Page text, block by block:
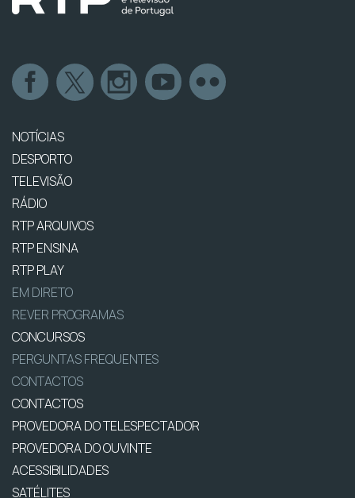
NOTÍCIAS
DESPORTO
TELEVISÃO
RÁDIO
RTP ARQUIVOS
RTP ENSINA
RTP PLAY
EM DIRETO
REVER PROGRAMAS
CONCURSOS
PERGUNTAS FREQUENTES
CONTACTOS
CONTACTOS
PROVEDORA DO TELESPECTADOR
PROVEDORA DO OUVINTE
ACESSIBILIDADES
SATÉLITES